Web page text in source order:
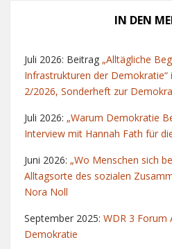
IN DEN
Juli 2026: Beitrag „Alltägliche
Infrastrukturen der
2/2026, Sonderheft zur
Juli 2026: „Warum Demokratie
Interview mit Hannah Fath für
Juni 2026: „Wo Menschen sich
Alltagsorte des sozialen
Nora Noll
September 2025: WDR 3 Forum
Demokratie